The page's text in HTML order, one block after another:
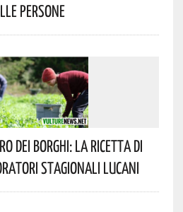
Persone
Dei Borghi: La Ricetta Di
Stagionali Lucani